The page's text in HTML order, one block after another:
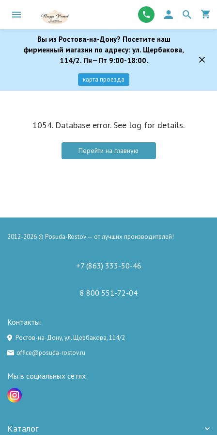
Вы из Ростова-на-Дону? Посетите наш
фирменный магазин по адресу: ул. Щербакова,
114/2. Пн—Пт 9:00-18:00.
карта проезда
1054. Database error. See log for details.
Перейти на главную
2012-2026 © Posuda-Rostov — от лучших производителей!
+7 (863) 333-50-46
8 800 551-72-04
Контакты:
Ростов-на-Дону, ул. Щербакова, 114/2
office@posuda-rostov.ru
Мы в социальных сетях:
Каталог